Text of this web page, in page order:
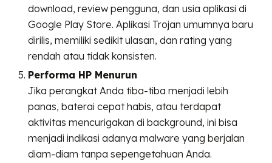
download, review pengguna, dan usia aplikasi di
Google Play Store. Aplikasi Trojan umumnya baru
dirilis, memiliki sedikit ulasan, dan rating yang
rendah atau tidak konsisten.
Performa HP Menurun
Jika perangkat Anda tiba-tiba menjadi lebih
panas, baterai cepat habis, atau terdapat
aktivitas mencurigakan di background, ini bisa
menjadi indikasi adanya malware yang berjalan
diam-diam tanpa sepengetahuan Anda.